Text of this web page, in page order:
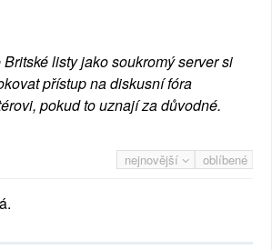
listy jako soukromý server si
přístup na diskusní fóra
pokud to uznají za důvodné.
nejnovější oblíbené